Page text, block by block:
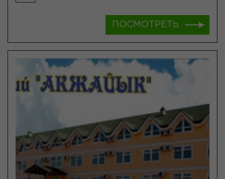
ПОСМОТРЕТЬ